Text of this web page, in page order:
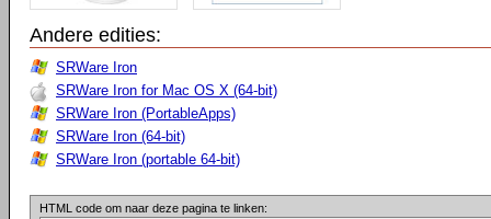
Andere edities:
SRWare Iron
SRWare Iron for Mac OS X (64-bit)
SRWare Iron (PortableApps)
SRWare Iron (64-bit)
SRWare Iron (portable 64-bit)
HTML code om naar deze pagina te linken: